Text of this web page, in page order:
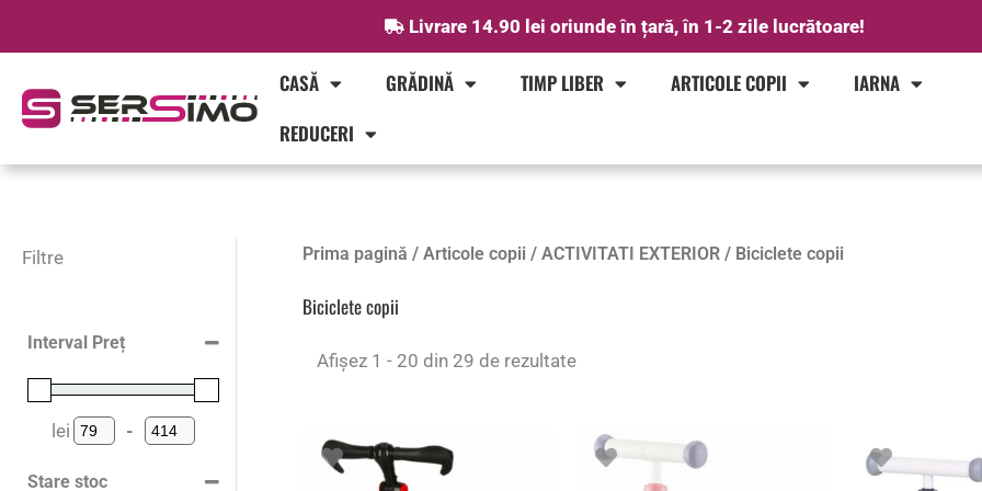
Livrare 14.90 lei oriunde în țară, în 1-2 zile lucrătoare!
CASĂ GRĂDINĂ TIMP LIBER ARTICOLE COPII
IARNA
REDUCERI
Filtre
Interval Preț
lei
Preț minim
-
Preț maxim
Stare stoc
Prima pagină / Articole copii / ACTIVITATI EXTERIOR/ Biciclete copii
Biciclete copii
Afișez 1 - 20 din 29 de rezultate
Sortat
după